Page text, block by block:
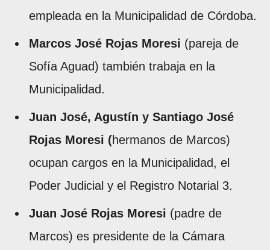
empleada en la Municipalidad de Córdoba.
Marcos José Rojas Moresi (pareja de
Sofía Aguad) también trabaja en la
Municipalidad.
Juan José, Agustín y Santiago José
Rojas Moresi (hermanos de Marcos)
ocupan cargos en la Municipalidad, el
Poder Judicial y el Registro Notarial 3.
Juan José Rojas Moresi (padre de
Marcos) es presidente de la Cámara